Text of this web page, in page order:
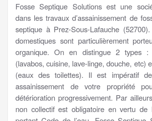
Fosse Septique Solutions est une
dans les travaux d’assainissement de
septique à Prez-Sous-Lafauche
domestiques sont particulièrement
organique. On en distingue 2 types
(lavabos, cuisine, lave-linge, douche, etc)
(eaux des toilettes). Il est impératif
assainissement de votre propriété
détérioration progressivement. Par
non collectif est obligatoire en vertu